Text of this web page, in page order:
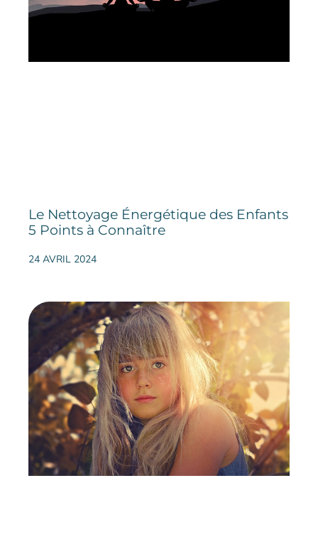
Le Nettoyage Énergétique des Enfants
5 Points à Connaître
24 AVRIL 2024